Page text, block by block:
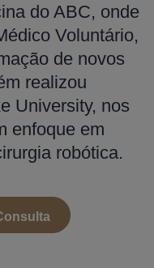
do ABC, onde
Voluntário,
de novos
realizou
University, nos
enfoque em
robótica.